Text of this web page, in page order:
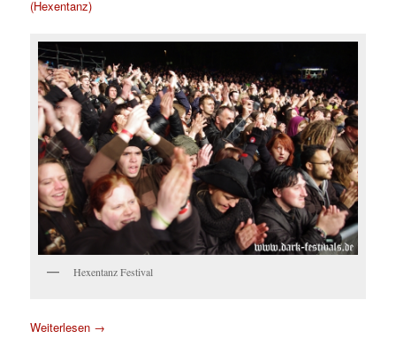
(Hexentanz)
Hexentanz Festival
Weiterlesen →